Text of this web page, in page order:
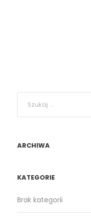
ARCHIWA
KATEGORIE
Brak kategorii